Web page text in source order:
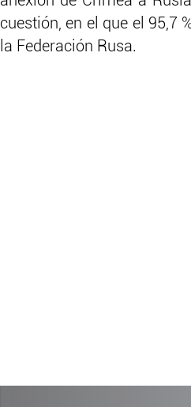
cuestión, en el que el 95,7
la Federación Rusa.